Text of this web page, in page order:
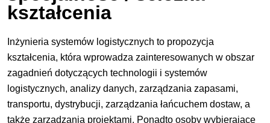
kształcenia
Inżynieria systemów logistycznych to propozycja
kształcenia, która wprowadza zainteresowanych w obszar
zagadnień dotyczących technologii i systemów
logistycznych, analizy danych, zarządzania zapasami,
transportu, dystrybucji, zarządzania łańcuchem dostaw, a
także zarządzania projektami. Ponadto osoby wybierające